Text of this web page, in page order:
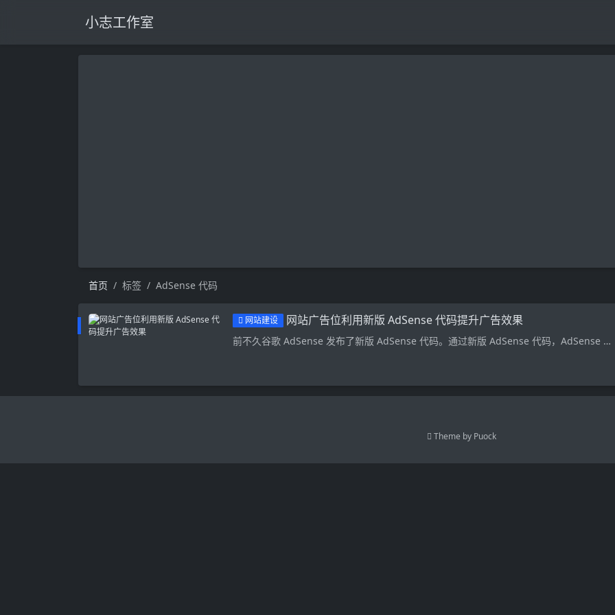
小志工作室
首页 标签 AdSense 代码
网站建设 网站广告位利用新版 AdSense 代码提升广告效果
前不久谷歌 AdSense 发布了新版 AdSense 代码。通过新版 AdSense 代码，AdSense …
Theme by Puock